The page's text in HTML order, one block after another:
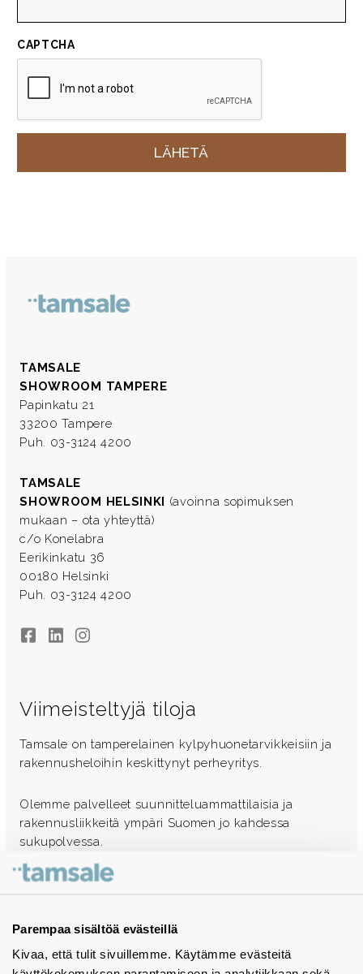
Parempaa sisältöä evästeillä
Kivaa, että tulit sivuillemme. Käytämme evästeitä
CAPTCHA
TAMSALE
SHOWROOM TAMPERE
Papinkatu 21
33200 Tampere
Puh. 03-3124 4200
TAMSALE
SHOWROOM HELSINKI (avoinna sopimuksen
mukaan – ota yhteyttä)
c/o Konelabra
Eerikinkatu 36
00180 Helsinki
Puh. 03-3124 4200
FacebookLinkedInInstagram
Viimeisteltyjä tiloja
Tamsale on tamperelainen kylpyhuonetarvikkeisiin ja
rakennusheloihin keskittynyt perheyritys.
Olemme palvelleet suunnitteluammattilaisia ja
rakennusliikkeitä ympäri Suomen jo kahdessa
sukupolvessa.
Ota yhteyttä - autamme mielellämme
Tuotekuvastot
Instagram